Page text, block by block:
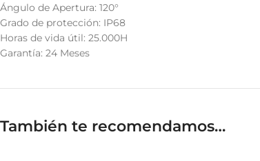
Ángulo de Apertura: 120°
Grado de protección: IP68
Horas de vida útil: 25.000H
Garantía: 24 Meses
También te recomendamos…